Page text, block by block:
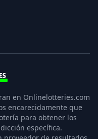
en Onlinelotteries.com
encarecidamente que
para obtener los
específica.